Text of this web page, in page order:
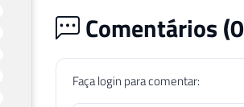
Comentários (0
Faça login para comentar: